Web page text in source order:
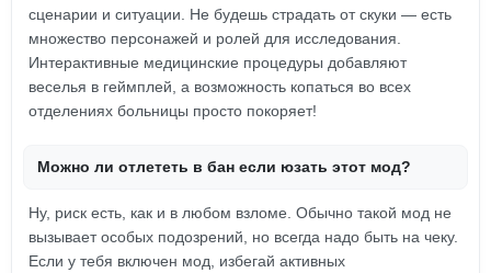
сценарии и ситуации. Не будешь страдать от скуки — есть
множество персонажей и ролей для исследования.
Интерактивные медицинские процедуры добавляют
веселья в геймплей, а возможность копаться во всех
отделениях больницы просто покоряет!
Можно ли отлететь в бан если юзать этот мод?
Ну, риск есть, как и в любом взломе. Обычно такой мод не
вызывает особых подозрений, но всегда надо быть на чеку.
Если у тебя включен мод, избегай активных